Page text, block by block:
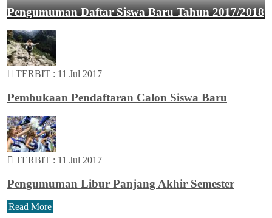
Pengumuman Daftar Siswa Baru Tahun 2017/2018
TERBIT : 11 Jul 2017
Pembukaan Pendaftaran Calon Siswa Baru
TERBIT : 11 Jul 2017
Pengumuman Libur Panjang Akhir Semester
Read More